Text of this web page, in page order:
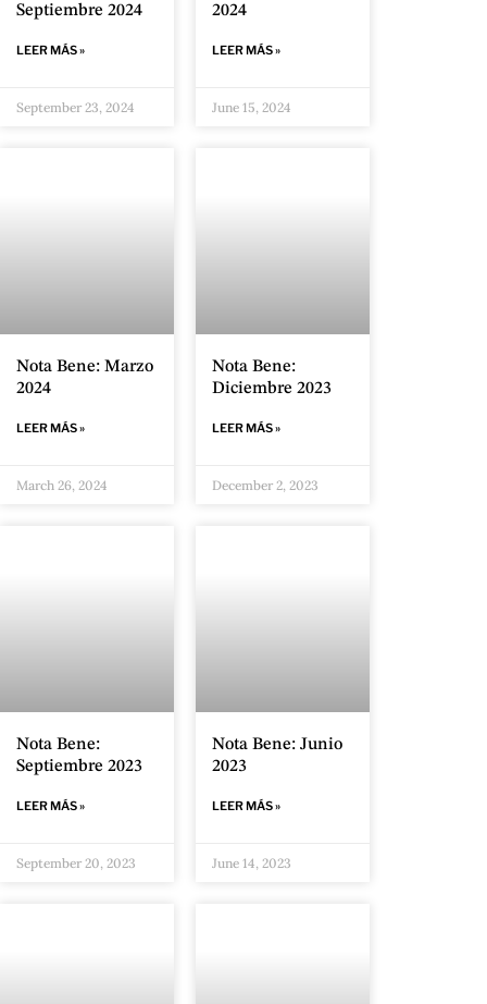
Septiembre 2024
LEER MÁS »
September 23, 2024
2024
LEER MÁS »
June 15, 2024
Nota Bene: Marzo
2024
LEER MÁS »
March 26, 2024
Nota Bene:
Diciembre 2023
LEER MÁS »
December 2, 2023
Nota Bene:
Septiembre 2023
LEER MÁS »
September 20, 2023
Nota Bene: Junio
2023
LEER MÁS »
June 14, 2023